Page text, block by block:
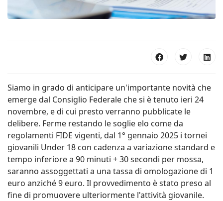
Siamo in grado di anticipare un'importante novità che
emerge dal Consiglio Federale che si è tenuto ieri 24
novembre, e di cui presto verranno pubblicate le
delibere. Ferme restando le soglie elo come da
regolamenti FIDE vigenti, dal 1° gennaio 2025 i tornei
giovanili Under 18 con cadenza a variazione standard e
tempo inferiore a 90 minuti + 30 secondi per mossa,
saranno assoggettati a una tassa di omologazione di 1
euro anziché 9 euro. Il provvedimento è stato preso al
fine di promuovere ulteriormente l'attività giovanile.